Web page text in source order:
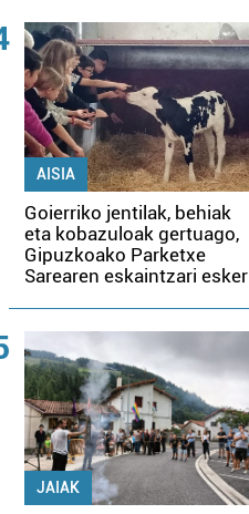
AISIA
Goierriko jentilak, behiak
eta kobazuloak gertuago,
Gipuzkoako Parketxe
Sarearen eskaintzari esker
JAIAK